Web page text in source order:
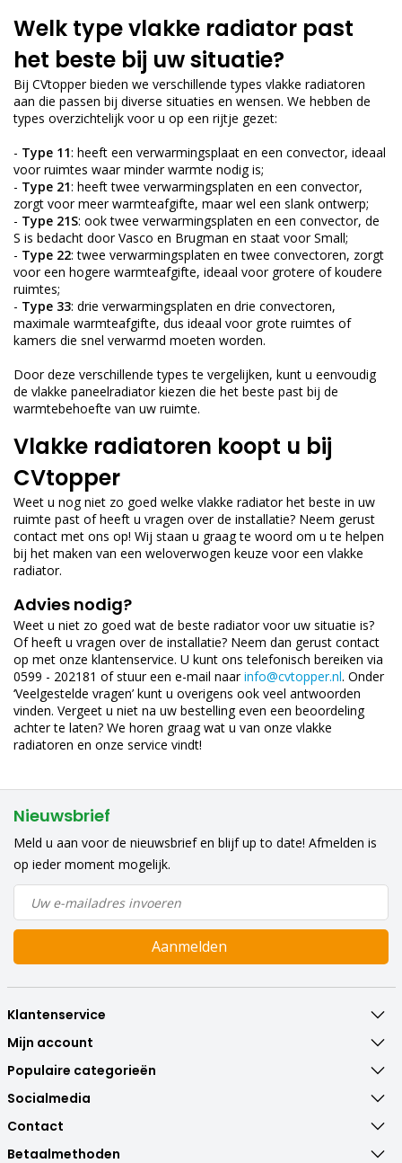
Welk type vlakke radiator past
het beste bij uw situatie?
Bij CVtopper bieden we verschillende types vlakke radiatoren
aan die passen bij diverse situaties en wensen. We hebben de
types overzichtelijk voor u op een rijtje gezet:
- Type 11: heeft een verwarmingsplaat en een convector, ideaal
voor ruimtes waar minder warmte nodig is;
- Type 21: heeft twee verwarmingsplaten en een convector,
zorgt voor meer warmteafgifte, maar wel een slank ontwerp;
- Type 21S: ook twee verwarmingsplaten en een convector, de
S is bedacht door Vasco en Brugman en staat voor Small;
- Type 22: twee verwarmingsplaten en twee convectoren, zorgt
voor een hogere warmteafgifte, ideaal voor grotere of koudere
ruimtes;
- Type 33: drie verwarmingsplaten en drie convectoren,
maximale warmteafgifte, dus ideaal voor grote ruimtes of
kamers die snel verwarmd moeten worden.
Door deze verschillende types te vergelijken, kunt u eenvoudig
de vlakke paneelradiator kiezen die het beste past bij de
warmtebehoefte van uw ruimte.
Vlakke radiatoren koopt u bij
CVtopper
Weet u nog niet zo goed welke vlakke radiator het beste in uw
ruimte past of heeft u vragen over de installatie? Neem gerust
contact met ons op! Wij staan u graag te woord om u te helpen
bij het maken van een weloverwogen keuze voor een vlakke
radiator.
Advies nodig?
Weet u niet zo goed wat de beste radiator voor uw situatie is?
Of heeft u vragen over de installatie? Neem dan gerust contact
op met onze klantenservice. U kunt ons telefonisch bereiken via
0599 - 202181 of stuur een e-mail naarinfo@cvtopper.nl. Onder
‘Veelgestelde vragen’ kunt u overigens ook veel antwoorden
vinden. Vergeet u niet na uw bestelling even een beoordeling
achter te laten? We horen graag wat u van onze vlakke
radiatoren en onze service vindt!
Nieuwsbrief
Meld u aan voor de nieuwsbrief en blijf up to date! Afmelden is
op ieder moment mogelijk.
Aanmelden
Klantenservice
Mijn account
Populaire categorieën
Socialmedia
Contact
Betaalmethoden